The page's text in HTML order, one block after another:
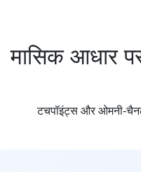
मासिक आधार
टचपॉइंट्स और ओमनी-चैनल